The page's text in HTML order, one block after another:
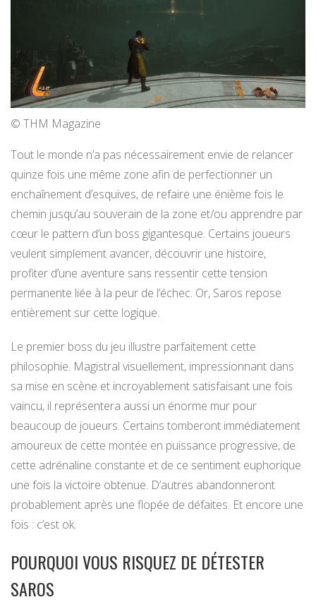
© THM Magazine
Tout le monde n’a pas nécessairement envie de relancer
quinze fois une même zone afin de perfectionner un
enchaînement d’esquives, de refaire une énième fois le
chemin jusqu’au souverain de la zone et/ou apprendre par
cœur le pattern d’un boss gigantesque. Certains joueurs
veulent simplement avancer, découvrir une histoire,
profiter d’une aventure sans ressentir cette tension
permanente liée à la peur de l’échec. Or, Saros repose
entièrement sur cette logique.
Le premier boss du jeu illustre parfaitement cette
philosophie. Magistral visuellement, impressionnant dans
sa mise en scène et incroyablement satisfaisant une fois
vaincu, il représentera aussi un énorme mur pour
beaucoup de joueurs. Certains tomberont immédiatement
amoureux de cette montée en puissance progressive, de
cette adrénaline constante et de ce sentiment euphorique
une fois la victoire obtenue. D’autres abandonneront
probablement après une flopée de défaites. Et encore une
fois : c’est ok.
POURQUOI VOUS RISQUEZ DE DÉTESTER
SAROS